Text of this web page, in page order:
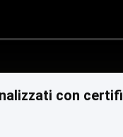
con